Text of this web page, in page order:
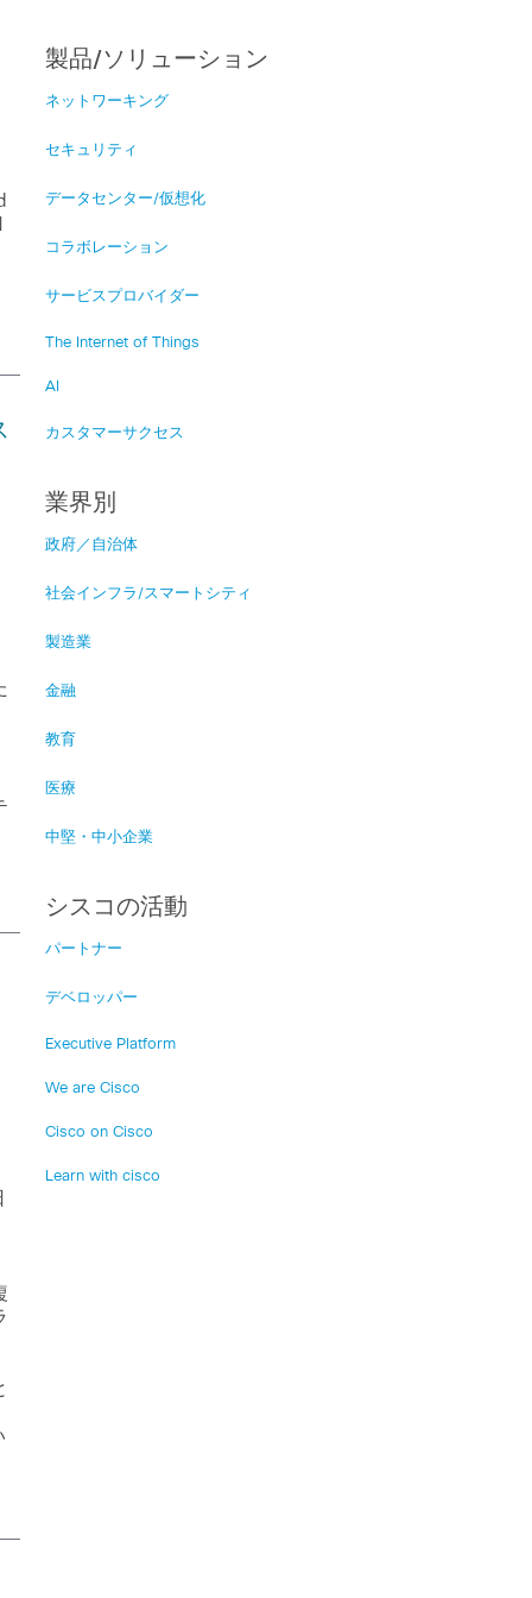
製品/ソリューション
ネットワーキング
セキュリティ
データセンター/仮想化
コラボレーション
サービスプロバイダー
The Internet of Things
AI
カスタマーサクセス
業界別
政府／自治体
社会インフラ/スマートシティ
製造業
金融
教育
医療
中堅・中小企業
シスコの活動
パートナー
デベロッパー
Executive Platform
We are Cisco
Cisco on Cisco
Learn with cisco